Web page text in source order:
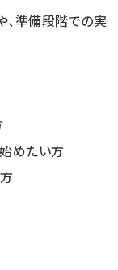
、準備段階での実
めたい方